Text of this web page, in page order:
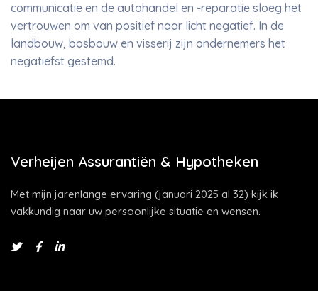
communicatie en de autohandel en -reparatie sloeg het
vertrouwen om van positief naar licht negatief. In de
landbouw, bosbouw en visserij zijn ondernemers het
negatiefst gestemd.
Verheijen Assurantiën & Hypotheken
Met mijn jarenlange ervaring (januari 2025 al 32) kijk ik
vakkundig naar uw persoonlijke situatie en wensen.